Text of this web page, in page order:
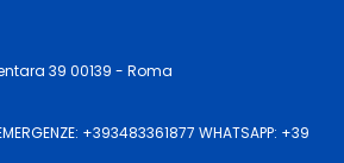
39 00139 - Roma
+393483361877 WHATSAPP: +39